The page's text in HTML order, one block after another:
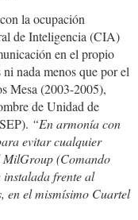
la ocupación
de Inteligencia (CIA)
en el propio
nada menos que por el
Mesa (2003-2005),
de Unidad de
“En armonía con
evitar cualquier
MilGroup (Comando
instalada frente al
en el mismísimo Cuartel